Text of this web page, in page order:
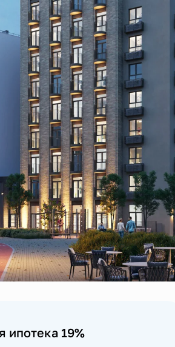
ипотека 19%